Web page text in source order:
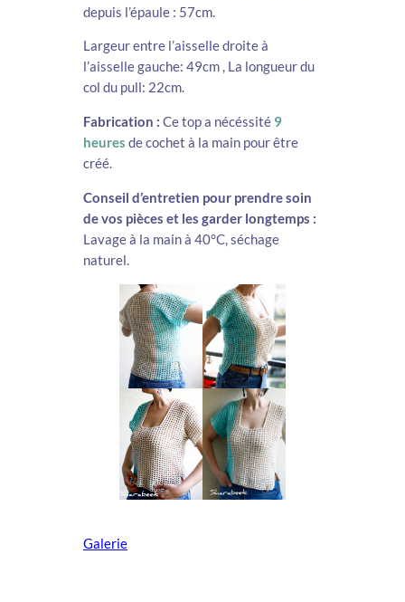
depuis l’épaule : 57cm.
Largeur entre l’aisselle droite à
l’aisselle gauche: 49cm , La longueur du
col du pull: 22cm.
Fabrication : Ce top a nécéssité 9
heures de cochet à la main pour être
créé.
Conseil d’entretien pour prendre soin
de vos pièces et les garder longtemps :
Lavage à la main à 40°C, séchage
naturel.
Galerie